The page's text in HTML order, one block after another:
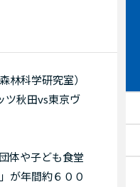
科学研究室）
ツ秋田vs東京ヴ
体や子ども食堂
が年間約６００